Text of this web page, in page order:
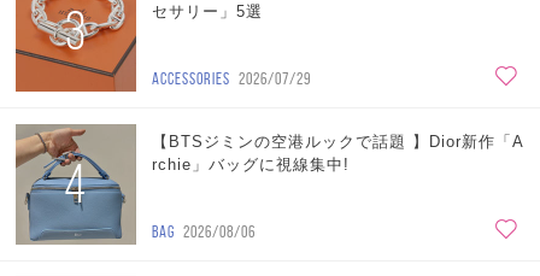
3
セサリー」5選
ACCESSORIES 2026/07/29
4
【BTSジミンの空港ルックで話題 】Dior新作「A
rchie」バッグに視線集中!
BAG 2026/08/06